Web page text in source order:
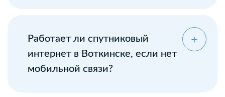
Работает ли спутниковый
интернет в Воткинске, если нет
мобильной связи?